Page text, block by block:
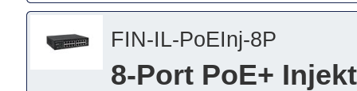
FIN-IL-PoEInj-8P
8-Port PoE+